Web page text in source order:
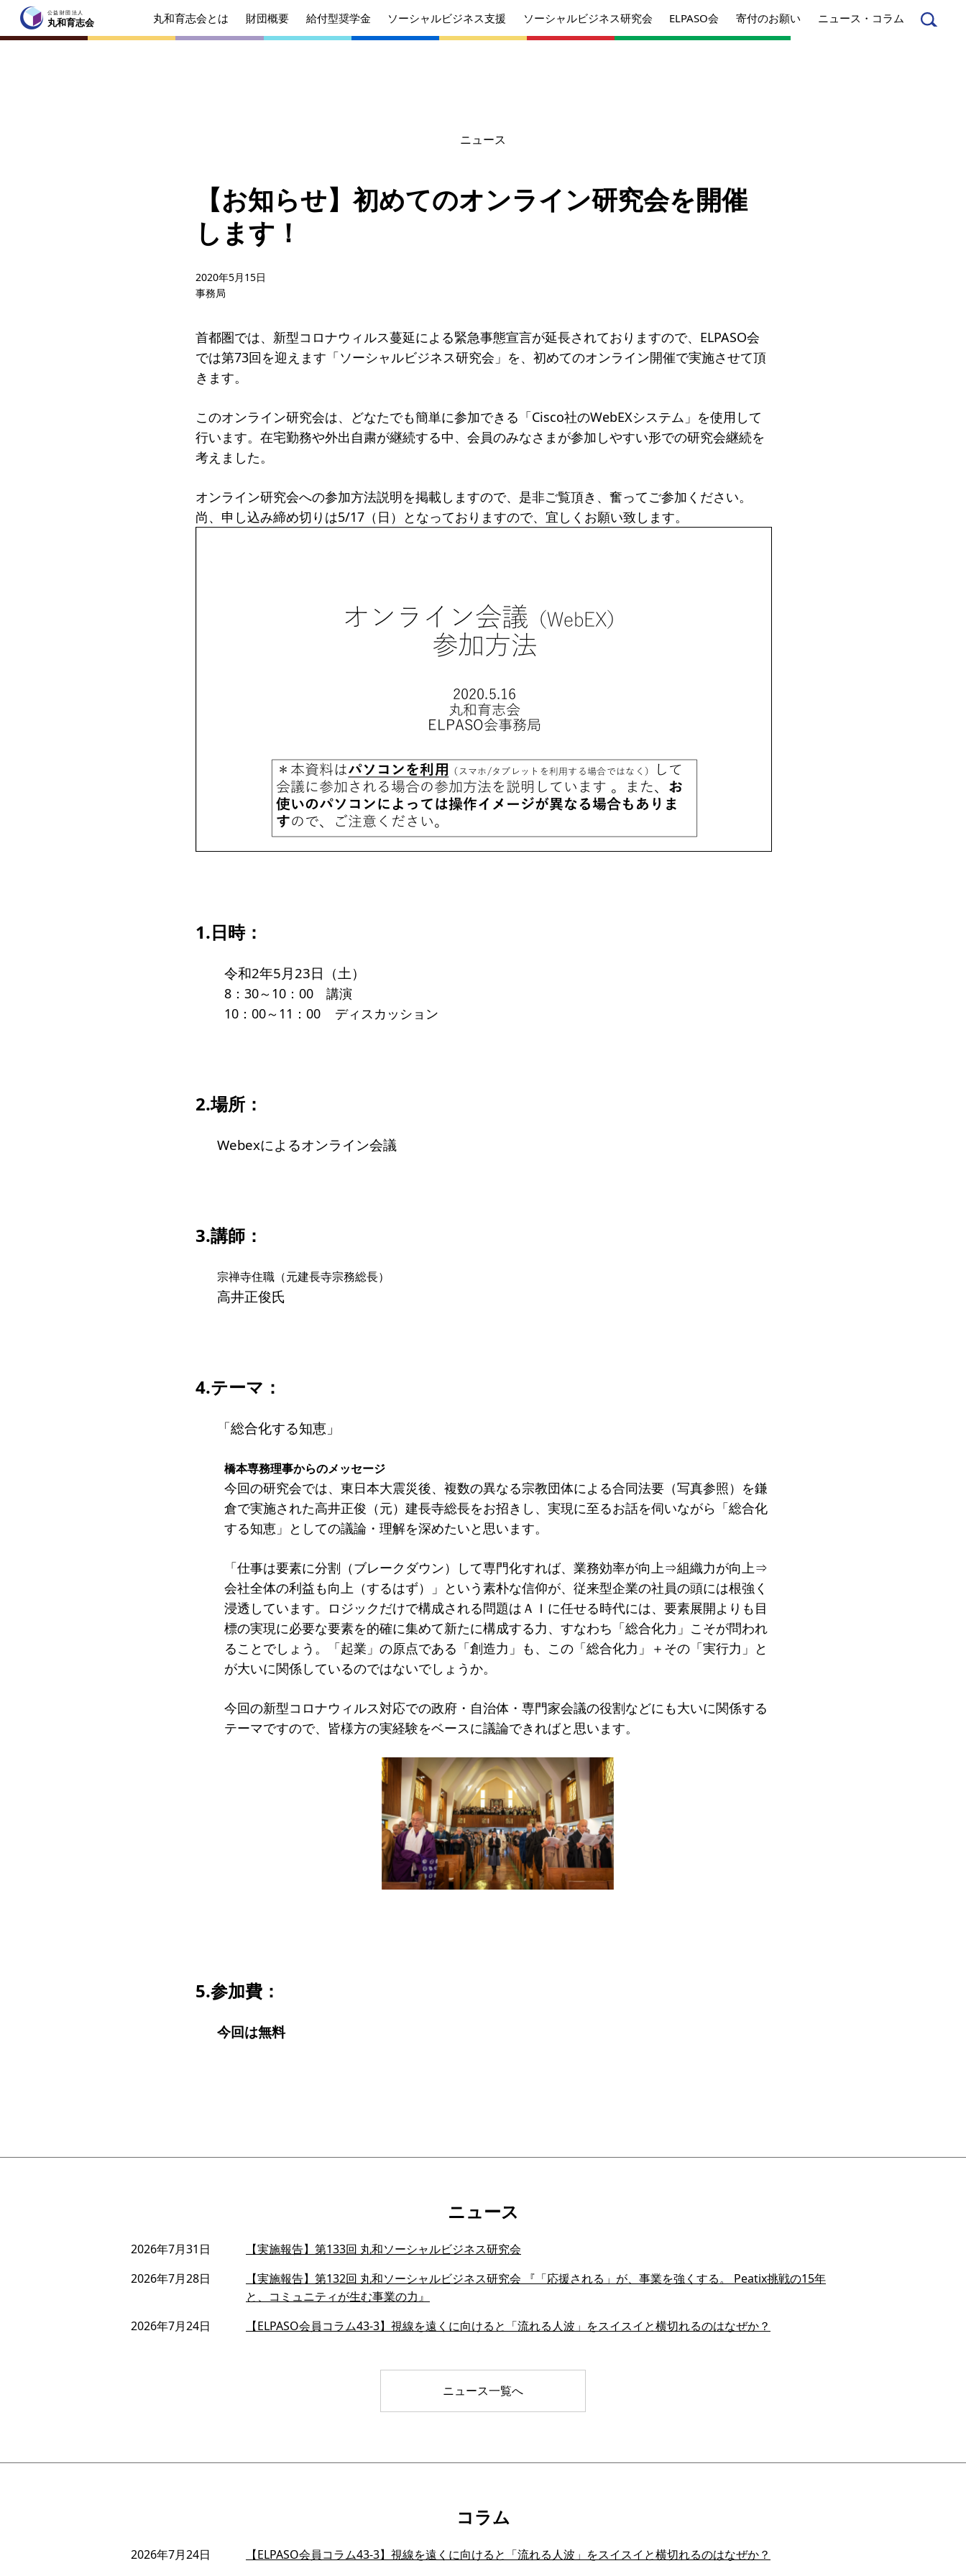
公益財団法人
丸和育志会
丸和育志会の目指す未来
みなさんへ
理念 沿革
事業内容
年間スケジュール
ソーシャルビジネス支援
受賞者一覧
ソーシャルビジネス研究会
研究会のねらい
研究会一覧
お手続き
寄付支援者
ニュース・コラム
公益財団法人
丸和育志会 丸和育志会とは 財団概要 給付型奨学金 ソーシャルビジネス支援 ソーシャルビジネス研究会 ELPASO会 寄付のお願い ニュース・コラム
ニュース
【お知らせ】初めてのオンライン研究会を開催
します！
2020年5月15日
事務局
首都圏では、新型コロナウィルス蔓延による緊急事態宣言が延長されておりますので、ELPASO会
では第73回を迎えます「ソーシャルビジネス研究会」を、初めてのオンライン開催で実施させて頂
きます。
このオンライン研究会は、どなたでも簡単に参加できる「Cisco社のWebEXシステム」を使用して
行います。在宅勤務や外出自粛が継続する中、会員のみなさまが参加しやすい形での研究会継続を
考えました。
オンライン研究会への参加方法説明を掲載しますので、是非ご覧頂き、奮ってご参加ください。
尚、申し込み締め切りは5/17（日）となっておりますので、宜しくお願い致します。
1.日時：
令和2年5月23日（土）
8：30～10：00 講演
10：00～11：00 ディスカッション
2.場所：
Webexによるオンライン会議
3.講師：
宗禅寺住職（元建長寺宗務総長）
高井正俊氏
4.テーマ：
「総合化する知恵」
橋本専務理事からのメッセージ
今回の研究会では、東日本大震災後、複数の異なる宗教団体による合同法要（写真参照）を鎌
倉で実施された高井正俊（元）建長寺総長をお招きし、実現に至るお話を伺いながら「総合化
する知恵」としての議論・理解を深めたいと思います。
「仕事は要素に分割（ブレークダウン）して専門化すれば、業務効率が向上⇒組織力が向上⇒
会社全体の利益も向上（するはず）」という素朴な信仰が、従来型企業の社員の頭には根強く
浸透しています。ロジックだけで構成される問題はＡＩに任せる時代には、要素展開よりも目
標の実現に必要な要素を的確に集めて新たに構成する力、すなわち「総合化力」こそが問われ
ることでしょう。「起業」の原点である「創造力」も、この「総合化力」＋その「実行力」と
が大いに関係しているのではないでしょうか。
今回の新型コロナウィルス対応での政府・自治体・専門家会議の役割などにも大いに関係する
テーマですので、皆様方の実経験をベースに議論できればと思います。
5.参加費：
今回は無料
ニュース
2026年7月31日
【実施報告】第133回 丸和ソーシャルビジネス研究会
2026年7月28日
【実施報告】第132回 丸和ソーシャルビジネス研究会 『「応援される」が、事業を強くする。 Peatix挑戦の15年
と、コミュニティが生む事業の力』
2026年7月24日
【ELPASO会員コラム43-3】視線を遠くに向けると「流れる人波」をスイスイと横切れるのはなぜか？
ニュース一覧へ
コラム
2026年7月24日
【ELPASO会員コラム43-3】視線を遠くに向けると「流れる人波」をスイスイと横切れるのはなぜか？